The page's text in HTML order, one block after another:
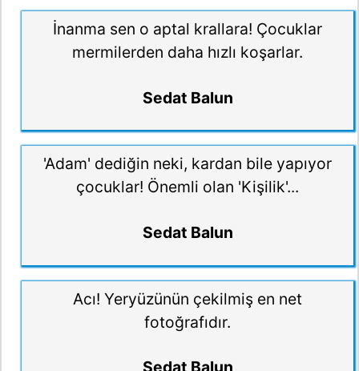
İnanma sen o aptal krallara! Çocuklar
mermilerden daha hızlı koşarlar.
Sedat Balun
'Adam' dediğin neki, kardan bile yapıyor
çocuklar! Önemli olan 'Kişilik'...
Sedat Balun
Acı! Yeryüzünün çekilmiş en net
fotoğrafıdır.